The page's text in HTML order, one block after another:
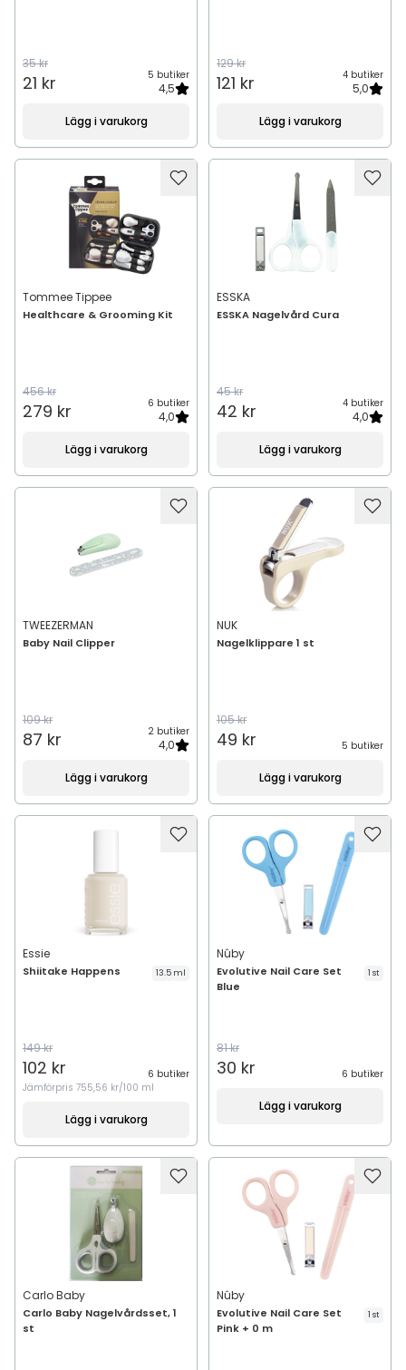
35 kr
21 kr 5 butiker
4,5
Lägg i varukorg
129 kr
121 kr 4 butiker
5,0
Lägg i varukorg
Tommee Tippee
Healthcare & Grooming Kit
456 kr
279 kr 6 butiker
4,0
Lägg i varukorg
ESSKA
ESSKA Nagelvård Cura
45 kr
42 kr 4 butiker
4,0
Lägg i varukorg
TWEEZERMAN
Baby Nail Clipper
109 kr
87 kr 2 butiker
4,0
Lägg i varukorg
NUK
Nagelklippare 1 st
105 kr
49 kr 5 butiker
Lägg i varukorg
Essie
Shiitake Happens 13.5 ml
149 kr
102 kr
6 butiker
Jämförpris 755,56 kr/100 ml
Lägg i varukorg
Nûby
Evolutive Nail Care Set
Blue
1 st
81 kr
30 kr 6 butiker
Lägg i varukorg
Carlo Baby
Carlo Baby Nagelvårdsset, 1
st
Nûby
Evolutive Nail Care Set
Pink + 0 m
1 st